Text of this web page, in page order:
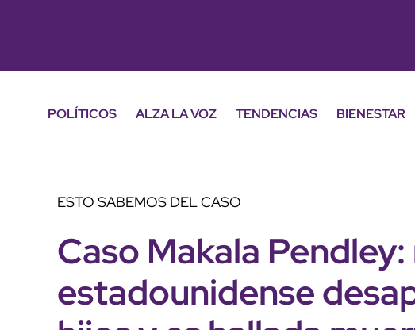
POLÍTICOS ALZA LA VOZ TENDENCIAS BIENESTAR
ESTO SABEMOS DEL CASO
Caso Makala
estadounidense